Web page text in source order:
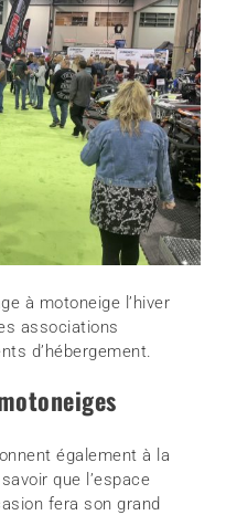
à motoneige l’hiver
associations
d’hébergement.
également à la
que l’espace
fera son grand